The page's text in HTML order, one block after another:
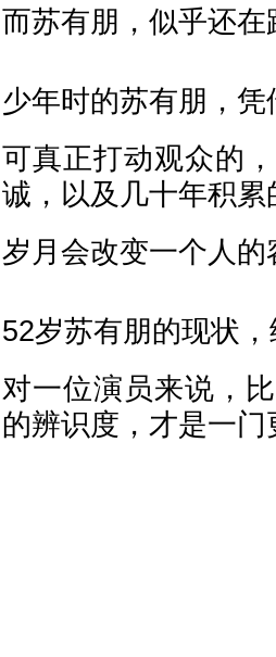
而苏有朋，似乎还在
少年时的苏有朋，
可真正打动观众的
诚，以及几十年积累
岁月会改变一个人
52岁苏有朋的现状
对一位演员来说，
的辨识度，才是一